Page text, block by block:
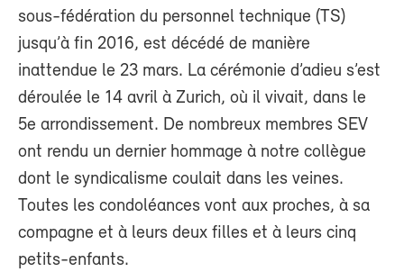
sous-fédération du personnel technique (TS)
jusqu’à fin 2016, est décédé de manière
inattendue le 23 mars. La cérémonie d’adieu s’est
déroulée le 14 avril à Zurich, où il vivait, dans le
5e arrondissement. De nombreux membres SEV
ont rendu un dernier hommage à notre collègue
dont le syndicalisme coulait dans les veines.
Toutes les condoléances vont aux proches, à sa
compagne et à leurs deux filles et à leurs cinq
petits-enfants.